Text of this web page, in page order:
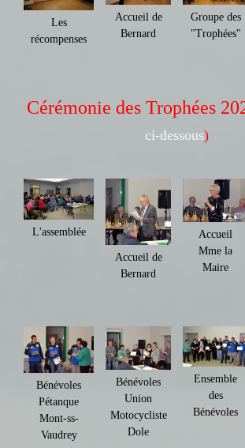
Les
récompenses
Accueil de
Bernard
Groupe des
"Trophées"
Cérémonie des Trophées
ci-dessous)
L'assemblée
Accueil de
Bernard
Accueil
Mme la
Maire
Bénévoles
Pétanque
Mont-ss-
Vaudrey
Bénévoles
Union
Motocycliste
Dole
Ensemble
des
Bénévoles